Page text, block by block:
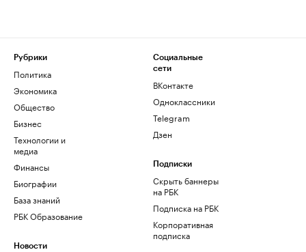
Рубрики
Политика
Экономика
Общество
Бизнес
Технологии и
медиа
Финансы
Биографии
База знаний
РБК Образование
Новости
Социальные
сети
ВКонтакте
Одноклассники
Telegram
Дзен
Подписки
Скрыть баннеры
на РБК
Подписка на РБК
Корпоративная
подписка